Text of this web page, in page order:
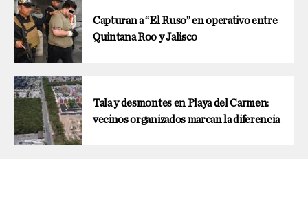
Capturan a “El Ruso” en operativo entre
Quintana Roo y Jalisco
Tala y desmontes en Playa del Carmen:
vecinos organizados marcan la diferencia